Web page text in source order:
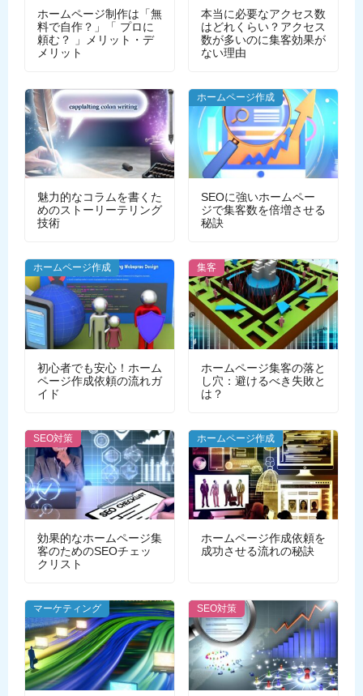
ホームページ制作は「無
料で自作？」「 プロに
頼む？ 」メリット・デ
メリット
本当に必要なアクセス数
はどれくらい？アクセス
数が多いのに集客効果が
ない理由
魅力的なコラムを書くた
めのストーリーテリング
技術
ホームページ作成
SEOに強いホームペー
ジで集客数を倍増させる
秘訣
ホームページ作成
初心者でも安心！ホーム
ページ作成依頼の流れガ
イド
集客
ホームページ集客の落と
し穴：避けるべき失敗と
は？
SEO対策
効果的なホームページ集
客のためのSEOチェッ
クリスト
ホームページ作成
ホームページ作成依頼を
成功させる流れの秘訣
マーケティング SEO対策